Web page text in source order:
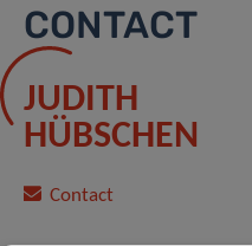
CONTACT
JUDITH
HÜBSCHEN
Contact